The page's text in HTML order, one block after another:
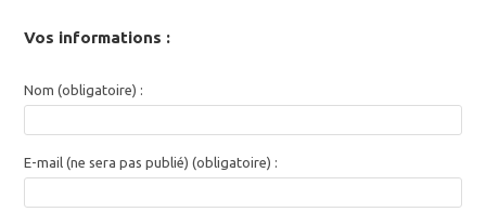
Vos informations :
Nom (obligatoire) :
E-mail (ne sera pas publié) (obligatoire) :